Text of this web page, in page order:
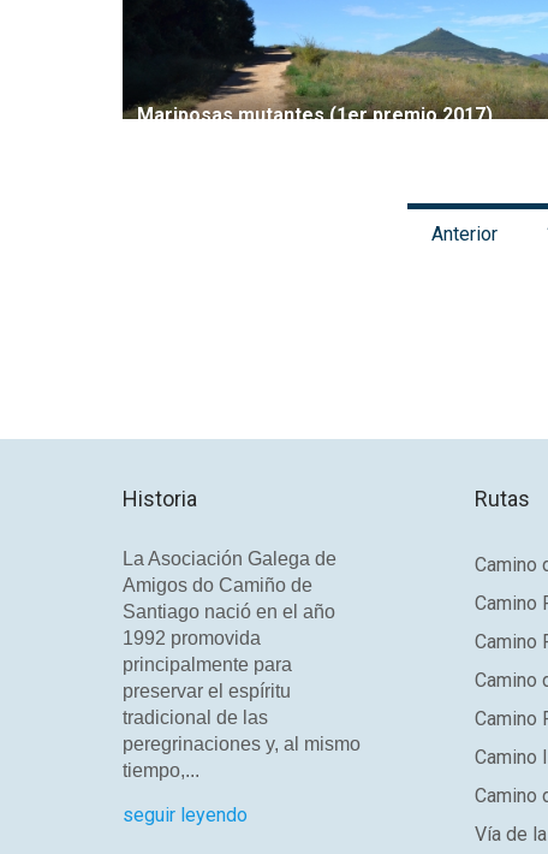
Mariposas mutantes (1er premio 2017)
Anterior
Historia
La Asociación Galega de
Amigos do Camiño de
Santiago nació en el año
1992 promovida
principalmente para
preservar el espíritu
tradicional de las
peregrinaciones y, al mismo
tiempo,...
seguir leyendo
Rutas
Camino
Camino
Camino
Camino
Camino
Camino
Camino
Vía de